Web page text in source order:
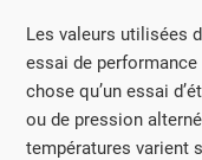
Les valeurs utilisées
essai de
chose qu’un essai
ou de pression
températures varient